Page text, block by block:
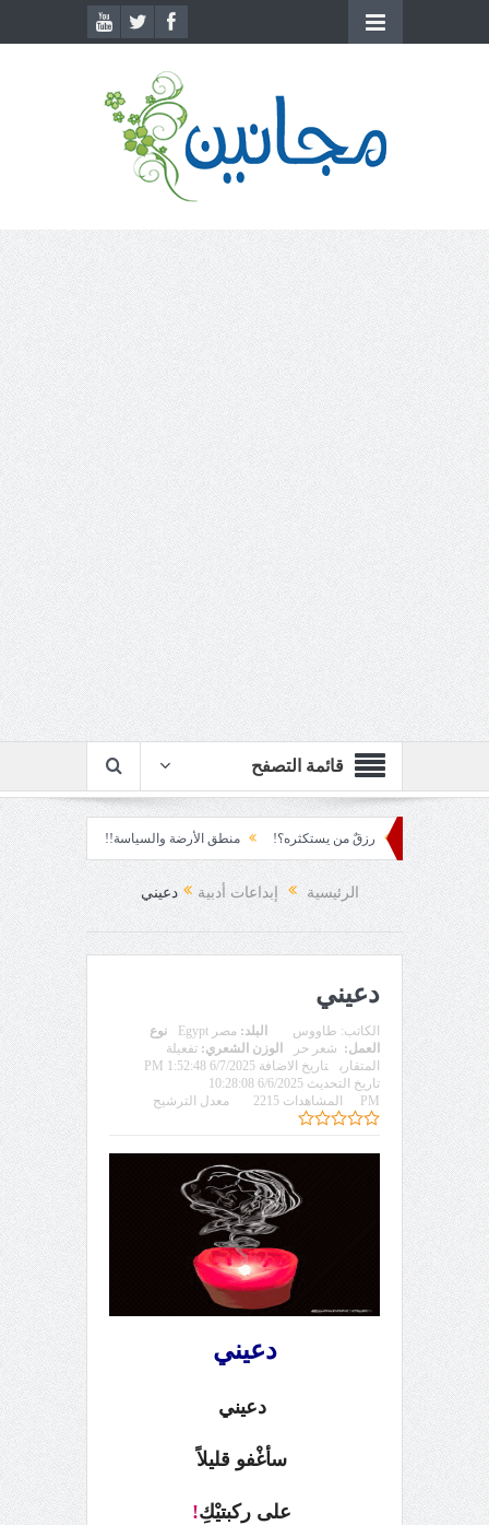
قائمة التصفح
ربع قرن!! رزقٌ من يستكثره؟! منطق الأرضة والسياسة!! لحظة نشوة!!
حتى لا تنطفئ.... الدهشة!
الرئيسية إبداعات أدبية دعيني
دعيني
الكاتب: طاووس البلد: مصر Egypt
نوع
العمل: شعر حر الوزن الشعري: تفعيلة
المتقارب
تاريخ الاضافة 6/7/2025 1:52:48 PM
تاريخ التحديث 6/6/2025 10:28:08
PM
المشاهدات 2215 معدل الترشيح
دعيني
دعيني
سأغْفو قليلاً
على ركبتيْكِ!